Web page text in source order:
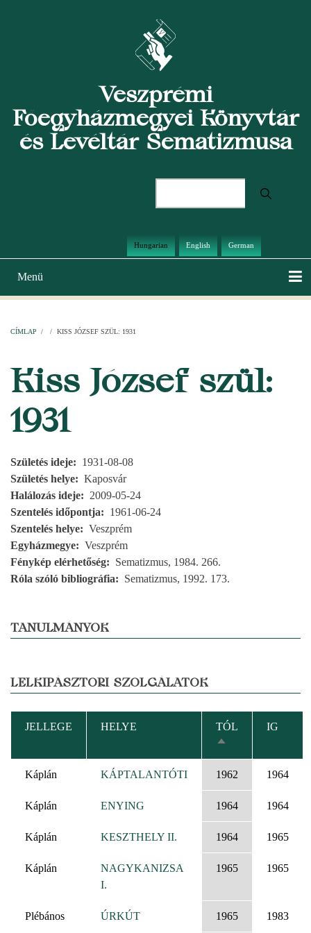
Veszprémi
Főegyházmegyei Könyvtár
és Levéltár Sematizmusa
Hungarian English German
Main
navigation
Menü
CÍMLAP / / KISS JÓZSEF SZÜL: 1931
Kiss József szül:
1931
Születés ideje
1931-08-08
Születés helye
Kaposvár
Halálozás ideje
2009-05-24
Szentelés időpontja
1961-06-24
Szentelés helye
Veszprém
Egyházmegye
Veszprém
Fénykép elérhetőség
Sematizmus, 1984. 266.
Róla szóló bibliográfia
Sematizmus, 1992. 173.
TANULMÁNYOK
LELKIPÁSZTORI SZOLGÁLATOK
JELLEGE HELYE
TÓL
CSÖKKENŐ
RENDEZÉS
IG
Káplán KÁPTALANTÓTI 1962 1964
Káplán ENYING 1964 1964
Káplán KESZTHELY II. 1964 1965
Káplán
NAGYKANIZSA
I.
1965 1965
Plébános ÚRKÚT 1965 1983